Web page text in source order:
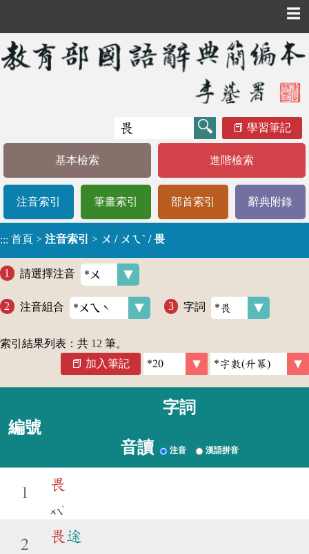
☰
學習筆記
基本檢索 進階檢索
注音索引 筆畫索引 部首索引 辭典附錄
::: 首頁 > 注音索引 > ㄨ / ㄨㄟˋ / 畏
請選擇注音
注音組合 字詞
索引結果列表：共 12 筆。
加入筆記
編號
字詞
音讀 注音 漢語拼音
1
畏
ㄨㄟ
ˋ
2
畏途